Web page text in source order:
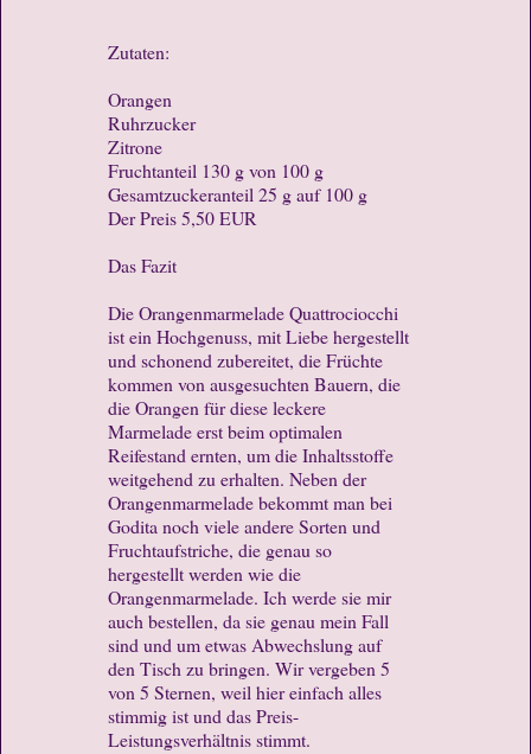
Zutaten:
Orangen
Ruhrzucker
Zitrone
Fruchtanteil 130 g von 100 g
Gesamtzuckeranteil 25 g auf 100 g
Der Preis 5,50 EUR
Das Fazit
Die Orangenmarmelade Quattrociocchi
ist ein Hochgenuss, mit Liebe hergestellt
und schonend zubereitet, die Früchte
kommen von ausgesuchten Bauern, die
die Orangen für diese leckere
Marmelade erst beim optimalen
Reifestand ernten, um die Inhaltsstoffe
weitgehend zu erhalten. Neben der
Orangenmarmelade bekommt man bei
Godita noch viele andere Sorten und
Fruchtaufstriche, die genau so
hergestellt werden wie die
Orangenmarmelade. Ich werde sie mir
auch bestellen, da sie genau mein Fall
sind und um etwas Abwechslung auf
den Tisch zu bringen. Wir vergeben 5
von 5 Sternen, weil hier einfach alles
stimmig ist und das Preis-
Leistungsverhältnis stimmt.